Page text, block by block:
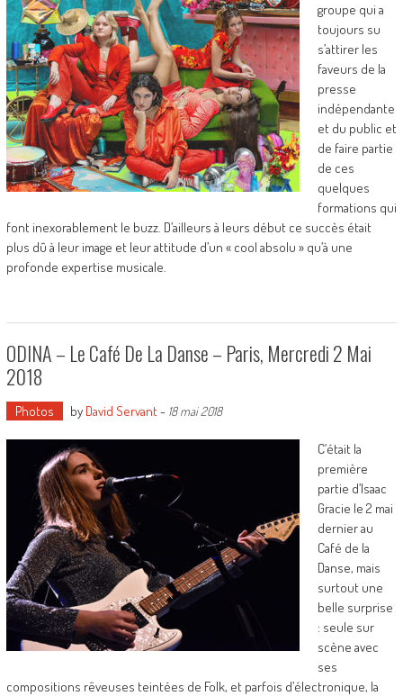
groupe qui a
toujours su
s’attirer les
faveurs de la
presse
indépendante
et du public et
de faire partie
de ces
quelques
formations qui
font inexorablement le buzz. D’ailleurs à leurs début ce succès était
plus dû à leur image et leur attitude d’un « cool absolu » qu’à une
profonde expertise musicale.
ODINA – Le Café De La Danse – Paris, Mercredi 2 Mai
2018
Photos by David Servant- 18 mai 2018
C’était la
première
partie d’Isaac
Gracie le 2 mai
dernier au
Café de la
Danse, mais
surtout une
belle surprise
: seule sur
scène avec
ses
compositions rêveuses teintées de Folk, et parfois d’électronique, la